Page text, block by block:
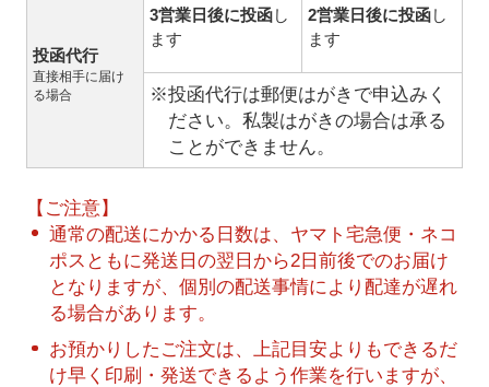
投函代行
直接相手に届け
る場合
3営業日後に投函し
ます
2営業日後に投函し
ます
※投函代行は郵便はがきで申込みく
ださい。私製はがきの場合は承る
ことができません。
【ご注意】
通常の配送にかかる日数は、ヤマト宅急便・ネコ
ポスともに発送日の翌日から2日前後でのお届け
となりますが、個別の配送事情により配達が遅れ
る場合があります。
お預かりしたご注文は、上記目安よりもできるだ
け早く印刷・発送できるよう作業を行いますが、